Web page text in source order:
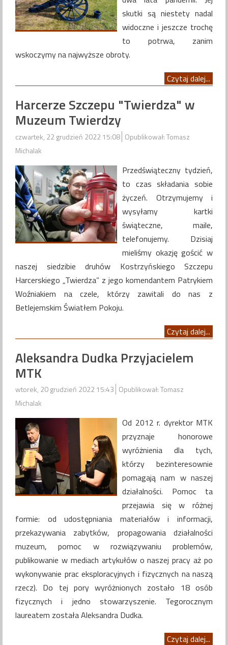
skutki są niestety nadal
widoczne i jeszcze trochę
to potrwa, zanim
wskoczymy na najwyższe obroty.
Czytaj dalej...
Harcerze Szczepu "Twierdza" w
Muzeum Twierdzy
czwartek, 22 grudzień 2022 15:08 Opublikował: Tomasz
Michalak
Przedświąteczny tydzień,
to czas składania sobie
życzeń. Otrzymujemy i
wysyłamy kartki
świąteczne, maile,
telefonujemy. Dzisiaj
mieliśmy okazję gościć w
naszej siedzibie druhów Kostrzyńskiego Szczepu
Harcerskiego „Twierdza” z jego komendantem Patrykiem
Woźniakiem na czele, którzy zawitali do nas z
Betlejemskim Światłem Pokoju.
Czytaj dalej...
Aleksandra Dudka Przyjacielem
MTK
wtorek, 20 grudzień 2022 15:43 Opublikował: Tomasz
Michalak
Od 2012 r. dyrektor MTK
przyznaje honorowe
wyróżnienia dla tych,
którzy bezinteresownie
pomagają nam w naszej
działalności. Pomoc ta
przejawia się w różnej
formie: od udostępniania materiałów i informacji,
przekazywania zabytków, propagowania działalności
muzeum, pomoc w rozwiązywaniu problemów,
publikowanie w mediach artykułów o naszej pracy aż po
wykonywanie prac eksploracyjnych i fizycznych na naszą
rzecz). Do tej pory wyróżnionych zostało 18 osób
fizycznych i jedno stowarzyszenie. Tegorocznym
laureatem została Aleksandra Dudka.
Czytaj dalej...